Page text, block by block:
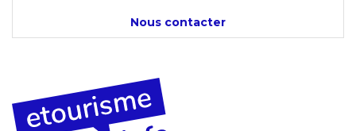
Nous contacter